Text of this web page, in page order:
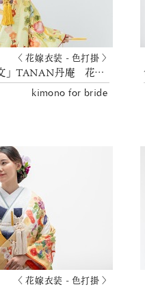
〈 花嫁衣装 - 色打掛 〉
色打掛「四季百花爛漫文」TANAN丹庵 花嫁和装
kimono for bride
〈 花嫁衣装 - 色打掛 〉